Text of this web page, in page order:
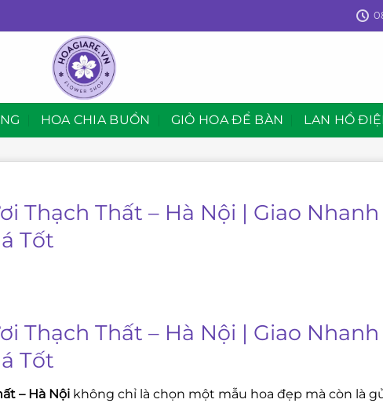
HOA CHIA BUỒN GIỎ HOA ĐỂ BÀN LAN HỒ
Thạch Thất – Hà Nội | Giao
Tốt
Thạch Thất – Hà Nội | Giao
Tốt
– Hà Nội không chỉ là chọn một mẫu hoa đẹp mà còn là